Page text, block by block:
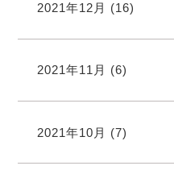
2021年12月 (16)
2021年11月 (6)
2021年10月 (7)